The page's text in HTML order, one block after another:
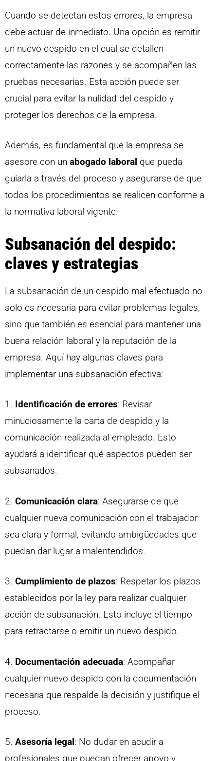
Cuando se detectan estos errores, la empresa
debe actuar de inmediato. Una opción es remitir
un nuevo despido en el cual se detallen
correctamente las razones y se acompañen las
pruebas necesarias. Esta acción puede ser
crucial para evitar la nulidad del despido y
proteger los derechos de la empresa.
Además, es fundamental que la empresa se
asesore con un abogado laboral que pueda
guiarla a través del proceso y asegurarse de que
todos los procedimientos se realicen conforme a
la normativa laboral vigente.
Subsanación del despido:
claves y estrategias
La subsanación de un despido mal efectuado no
solo es necesaria para evitar problemas legales,
sino que también es esencial para mantener una
buena relación laboral y la reputación de la
empresa. Aquí hay algunas claves para
implementar una subsanación efectiva:
1. Identificación de errores: Revisar
minuciosamente la carta de despido y la
comunicación realizada al empleado. Esto
ayudará a identificar qué aspectos pueden ser
subsanados.
2. Comunicación clara: Asegurarse de que
cualquier nueva comunicación con el trabajador
sea clara y formal, evitando ambigüedades que
puedan dar lugar a malentendidos.
3. Cumplimiento de plazos: Respetar los plazos
establecidos por la ley para realizar cualquier
acción de subsanación. Esto incluye el tiempo
para retractarse o emitir un nuevo despido.
4. Documentación adecuada: Acompañar
cualquier nuevo despido con la documentación
necesaria que respalde la decisión y justifique el
proceso.
5. Asesoría legal: No dudar en acudir a
profesionales que puedan ofrecer apoyo y